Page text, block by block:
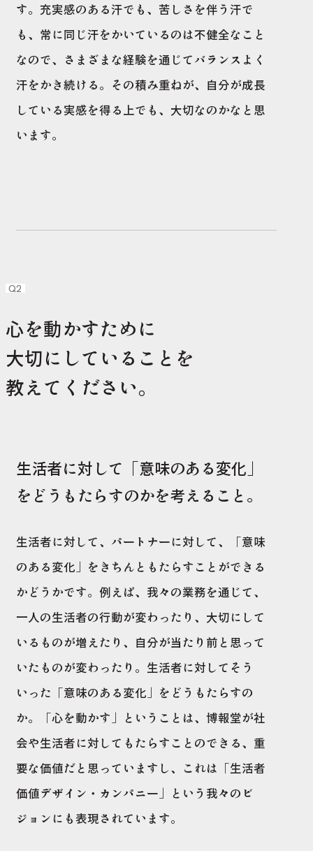
す。充実感のある汗でも、苦しさを伴う汗で
も、常に同じ汗をかいているのは不健全なこと
なので、さまざまな経験を通じてバランスよく
汗をかき続ける。その積み重ねが、自分が成長
している実感を得る上でも、大切なのかなと思
います。
Q2
心を動かすために
大切にしていることを
教えてください。
生活者に対して「意味のある変化」
をどうもたらすのかを考えること。
生活者に対して、パートナーに対して、「意味
のある変化」をきちんともたらすことができる
かどうかです。例えば、我々の業務を通じて、
一人の生活者の行動が変わったり、大切にして
いるものが増えたり、自分が当たり前と思って
いたものが変わったり。生活者に対してそう
いった「意味のある変化」をどうもたらすの
か。「心を動かす」ということは、博報堂が社
会や生活者に対してもたらすことのできる、重
要な価値だと思っていますし、これは「生活者
価値デザイン・カンパニー」という我々のビ
ジョンにも表現されています。